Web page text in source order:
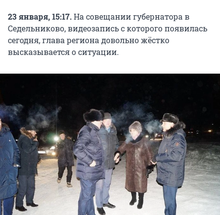
23 января, 15:17.На совещании губернатора в
Седельниково, видеозапись с которого появилась
сегодня, глава региона довольно жёстко
высказывается о ситуации.